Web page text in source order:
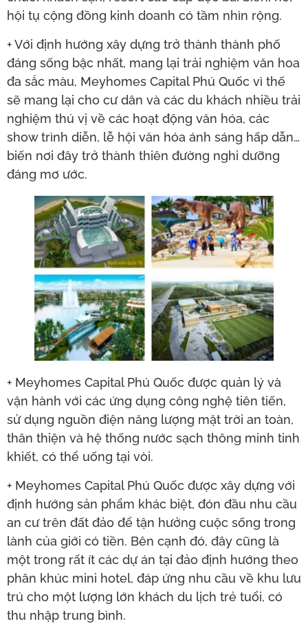
hội tụ cộng đồng kinh doanh có tầm nhìn rộng.
+ Với định hướng xây dựng trở thành thành phố
đáng sống bậc nhất, mang lại trải nghiệm văn hoa
đa sắc màu, Meyhomes Capital Phú Quốc vì thế
sẽ mang lại cho cư dân và các du khách nhiều trải
nghiệm thú vị về các hoạt động văn hóa, các
show trình diễn, lễ hội văn hóa ánh sáng hấp dẫn…
biến nơi đây trở thành thiên đường nghỉ dưỡng
đáng mơ ước.
+ Meyhomes Capital Phú Quốc được quản lý và
vận hành với các ứng dụng công nghệ tiên tiến,
sử dụng nguồn điện năng lượng mặt trời an toàn,
thân thiện và hệ thống nước sạch thông minh tinh
khiết, có thể uống tại vòi.
+ Meyhomes Capital Phú Quốc được xây dựng với
định hướng sản phẩm khác biệt, đón đầu nhu cầu
an cư trên đất đảo để tận hưởng cuộc sống trong
lành của giới có tiền. Bên cạnh đó, đây cũng là
một trong rất ít các dự án tại đảo định hướng theo
phân khúc mini hotel, đáp ứng nhu cầu về khu lưu
trú cho một lượng lớn khách du lịch trẻ tuổi, có
thu nhập trung bình.